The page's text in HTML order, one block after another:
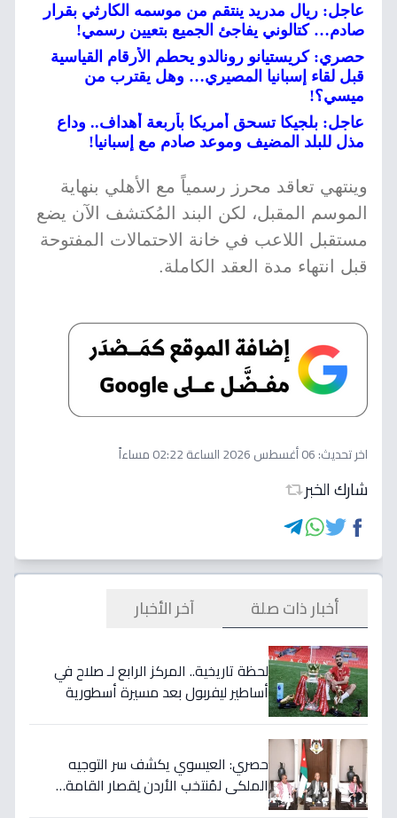
عاجل: ريال مدريد ينتقم من موسمه الكارثي بقرار
صادم… كتالوني يفاجئ الجميع بتعيين رسمي!
حصري: كريستيانو رونالدو يحطم الأرقام القياسية
قبل لقاء إسبانيا المصيري… وهل يقترب من
ميسي؟!
عاجل: بلجيكا تسحق أمريكا بأربعة أهداف.. وداع
مذل للبلد المضيف وموعد صادم مع إسبانيا!
وينتهي تعاقد محرز رسمياً مع الأهلي بنهاية
الموسم المقبل، لكن البند المُكتشف الآن يضع
مستقبل اللاعب في خانة الاحتمالات المفتوحة
قبل انتهاء مدة العقد الكاملة.
اخر تحديث:06 أغسطس 2026 الساعة 02:22 مساءاً
شارك الخبر
أخبار ذات صلة آخر الأخبار
لحظة تاريخية.. المركز الرابع لـ صلاح في
أساطير ليفربول بعد مسيرة أسطورية
حصري: العيسوي يكشف سر التوجيه
الملكي لمُنتخب الأردن لِقصار القامة…